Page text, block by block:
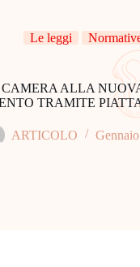
Le leggi
ALLA
TRAMITE
ARTICOLO